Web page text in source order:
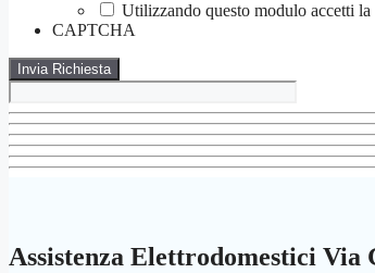
Utilizzando questo modulo accetti
CAPTCHA
Assistenza Elettrodomestici Via